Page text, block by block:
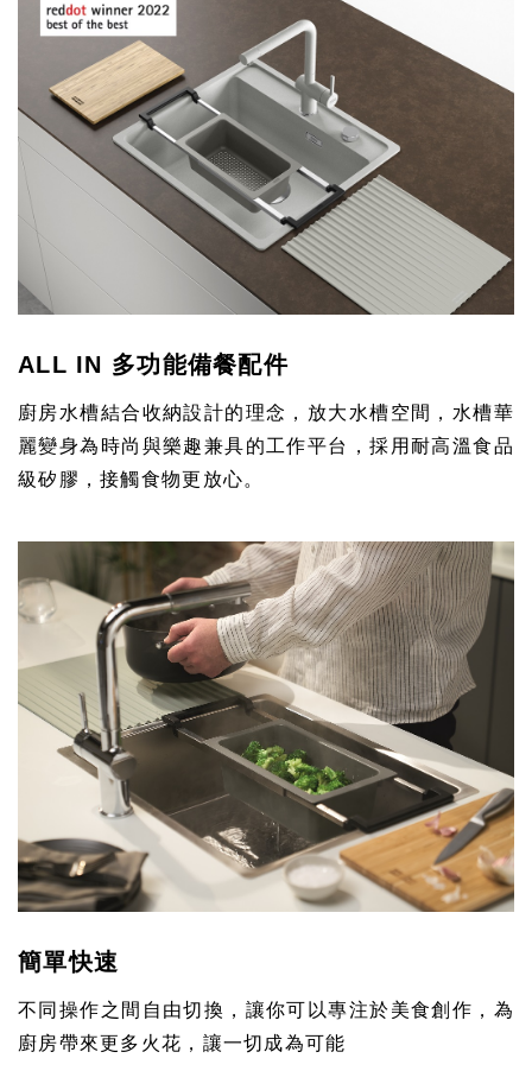
ALL IN 多功能備餐配件
廚房水槽結合收納設計的理念，放大水槽空間，水槽華
麗變身為時尚與樂趣兼具的工作平台，採用耐高溫食品
級矽膠，接觸食物更放心。
簡單快速
不同操作之間自由切換，讓你可以專注於美食創作，為
廚房帶來更多火花，讓一切成為可能